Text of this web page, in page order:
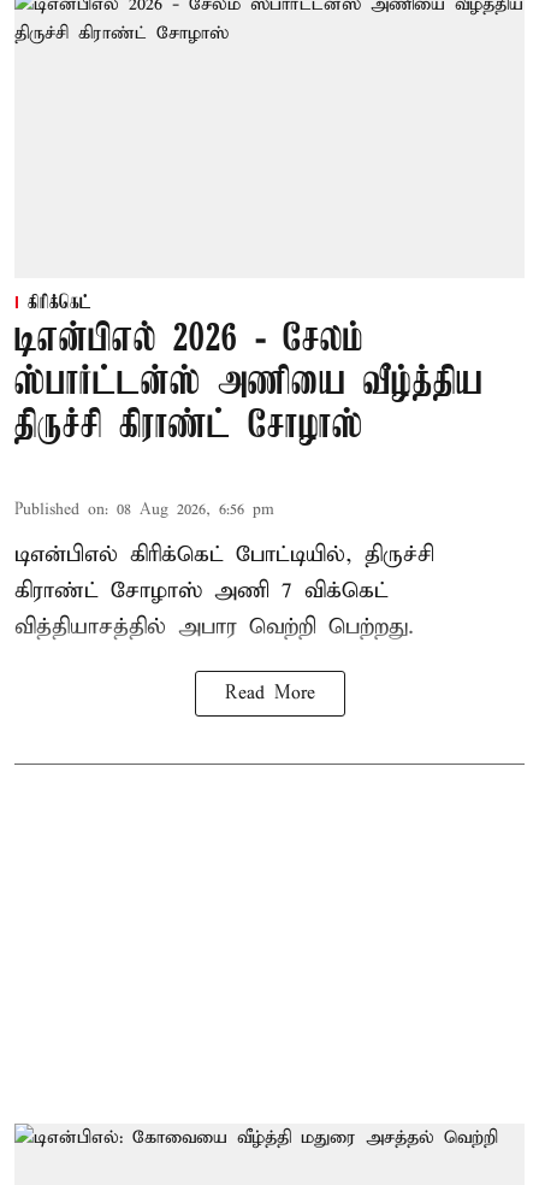
கிரிக்கெட்
டிஎன்பிஎல் 2026 - சேலம்
ஸ்பார்ட்டன்ஸ் அணியை வீழ்த்திய
திருச்சி கிராண்ட் சோழாஸ்
Published on: 08 Aug 2026, 6:56 pm
டிஎன்பிஎல் கிரிக்கெட் போட்டியில், திருச்சி
கிராண்ட் சோழாஸ் அணி 7 விக்கெட்
வித்தியாசத்தில் அபார வெற்றி பெற்றது.
Read More